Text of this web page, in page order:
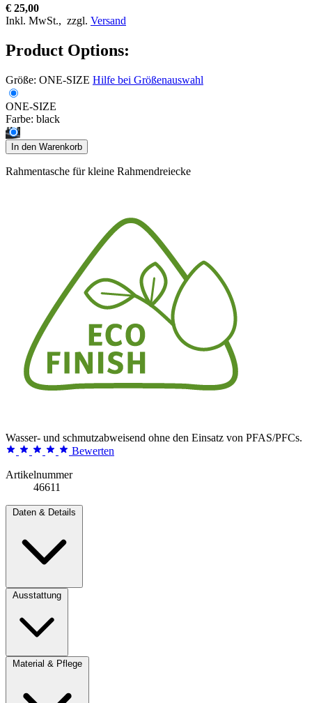
€ 25,00
Inkl. MwSt., zzgl. Versand
Product Options:
Größe: ONE-SIZE Hilfe bei Größenauswahl
ONE-SIZE
Farbe: black
In den Warenkorb
Rahmentasche für kleine Rahmendreiecke
Wasser- und schmutzabweisend ohne den Einsatz von PFAS/PFCs.
Bewerten
Artikelnummer
46611
Daten & Details
Ausstattung
Material & Pflege